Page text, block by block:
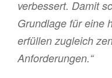
verbessert. Damit
Grundlage für eine
erfüllen zugleich
Anforderungen.“